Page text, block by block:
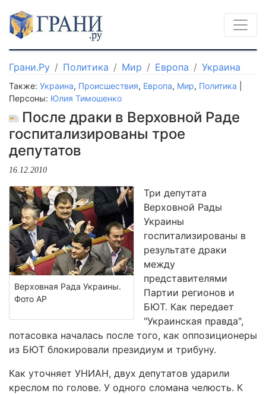
Грани.Ру Политика Мир Европа Украина
Также: Украина, Происшествия, Европа, Мир, Политика
Персоны: Юлия Тимошенко
После драки в Верховной Раде
госпитализированы трое
депутатов
16.12.2010
Верховная Рада Украины.
Фото АР
Три депутата
Верховной Рады
Украины
госпитализированы в
результате драки
между
представителями
Партии регионов и
БЮТ. Как передает
"Украинская правда",
потасовка началась после того, как оппозиционеры
из БЮТ блокировали президиум и трибуну.
Как уточняет УНИАН, двух депутатов ударили
креслом по голове. У одного сломана челюсть. К